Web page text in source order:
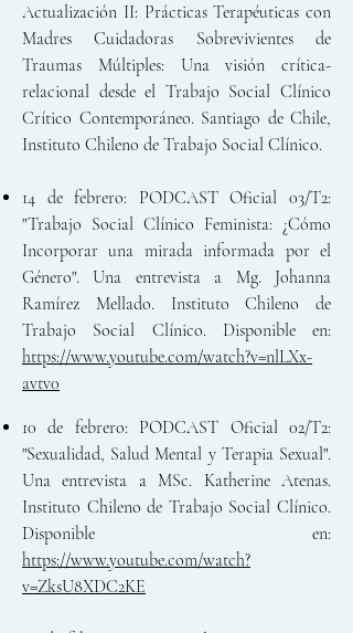
Actualización II: Prácticas Terapéuticas con
Madres Cuidadoras Sobrevivientes de
Traumas Múltiples: Una visión crítica-
relacional desde el Trabajo Social Clínico
Crítico Contemporáneo. Santiago de Chile,
Instituto Chileno de Trabajo Social Clínico.
14 de febrero: PODCAST Oficial 03/T2:
"Trabajo Social Clínico Feminista: ¿Cómo
Incorporar una mirada informada por el
Género". Una entrevista a Mg. Johanna
Ramírez Mellado. Instituto Chileno de
Trabajo Social Clínico. Disponible en:
https://www.youtube.com/watch?v=nlLXx-
avtv0
10 de febrero: PODCAST Oficial 02/T2:
"Sexualidad, Salud Mental y Terapia Sexual".
Una entrevista a MSc. Katherine Atenas.
Instituto Chileno de Trabajo Social Clínico.
Disponible en:
https://www.youtube.com/watch?
v=ZksU8XDC2KE